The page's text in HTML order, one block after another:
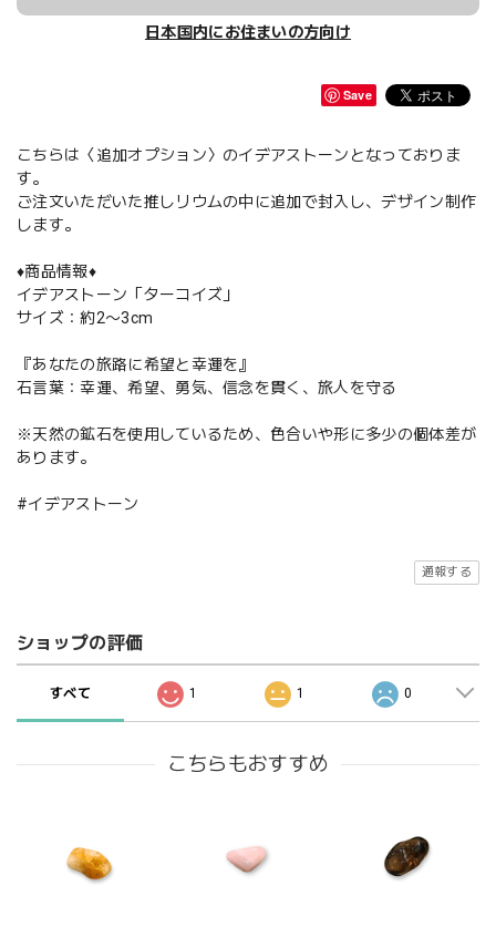
日本国内にお住まいの方向け
Save
こちらは〈追加オプション〉のイデアストーンとなっておりま
す。
ご注文いただいた推しリウムの中に追加で封入し、デザイン制作
します。
♦️商品情報♦️
イデアストーン「ターコイズ」
サイズ：約2〜3cm
『あなたの旅路に希望と幸運を』
石言葉：幸運、希望、勇気、信念を貫く、旅人を守る
※天然の鉱石を使用しているため、色合いや形に多少の個体差が
あります。
#イデアストーン
通報する
ショップの評価
すべて 1 1 0
こちらもおすすめ